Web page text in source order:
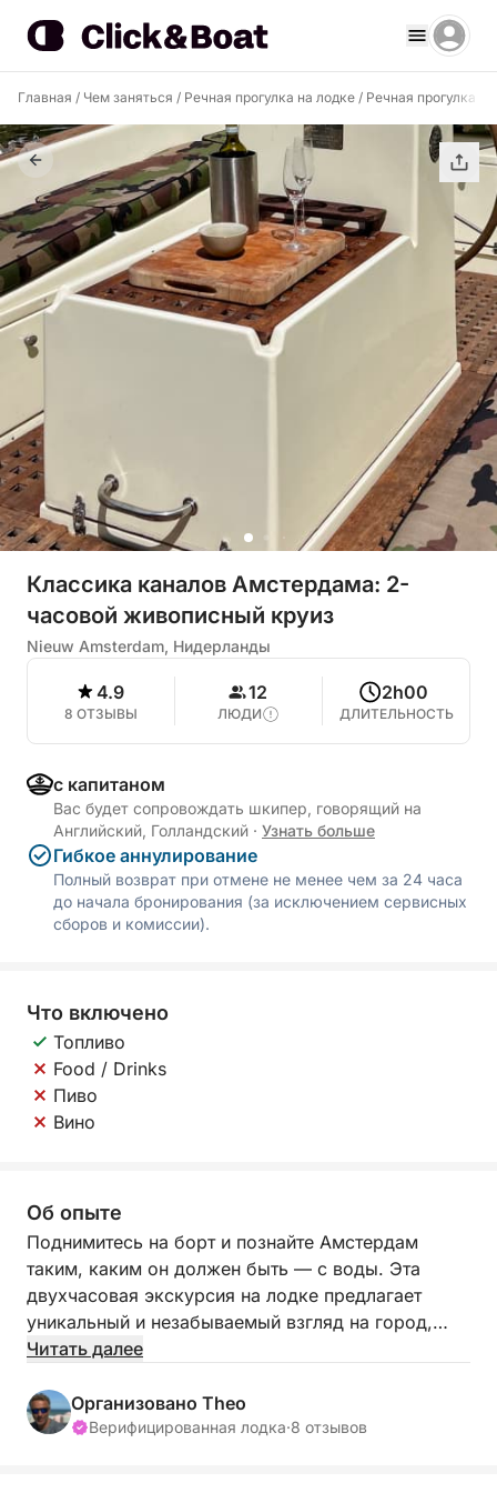
Главная / Чем заняться / Речная прогулка на лодке / Речная прогулка
Классика каналов Амстердама: 2-
часовой живописный круиз
Nieuw Amsterdam, Нидерланды
4.9
8 ОТЗЫВЫ
12
ЛЮДИ
2h00
ДЛИТЕЛЬНОСТЬ
с капитаном
Вас будет сопровождать шкипер, говорящий на
Английский, Голландский · Узнать больше
Гибкое аннулирование
Полный возврат при отмене не менее чем за 24 часа
до начала бронирования (за исключением сервисных
сборов и комиссии).
Что включено
Топливо
Food / Drinks
Пиво
Вино
Об опыте
Поднимитесь на борт и познайте Амстердам
таким, каким он должен быть — с воды. Эта
двухчасовая экскурсия на лодке предлагает
уникальный и незабываемый взгляд на город,
скользя по его знаковым каналам и прошлым
Независимо от того, являетесь ли вы впервые
посетителем или опытным путешественником,
Читать далее
Организовано Theo
Верифицированная лодка·8 отзывов